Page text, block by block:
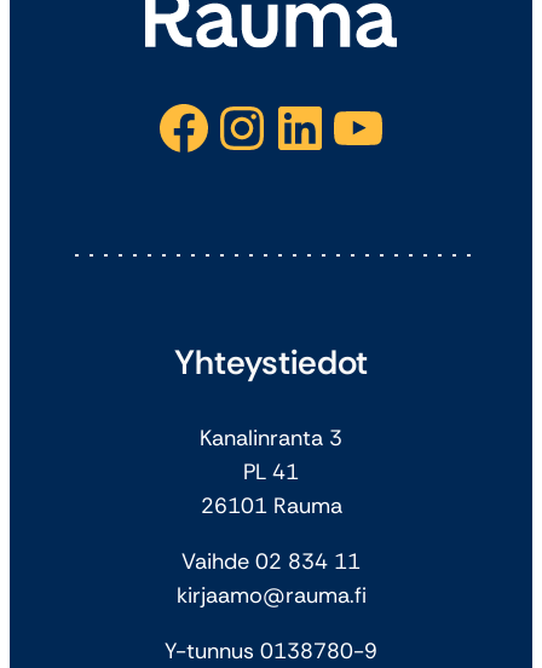
Facebook Instagram LinkedIn YouTube
Yhteystiedot
Kanalinranta 3
PL 41
26101 Rauma
Vaihde 02 834 11
kirjaamo@rauma.fi
Y-tunnus 0138780-9